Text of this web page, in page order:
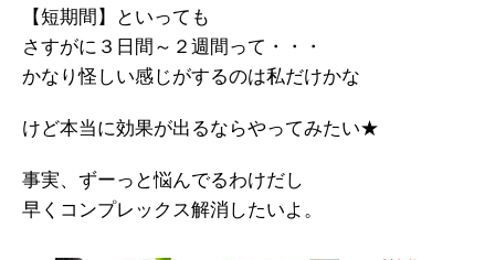
【短期間】といっても
さすがに３日間～２週間って・・・
かなり怪しい感じがするのは私だけかな
けど本当に効果が出るならやってみたい★
事実、ずーっと悩んでるわけだし
早くコンプレックス解消したいよ。